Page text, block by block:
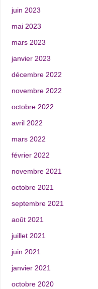
juin 2023
mai 2023
mars 2023
janvier 2023
décembre 2022
novembre 2022
octobre 2022
avril 2022
mars 2022
février 2022
novembre 2021
octobre 2021
septembre 2021
août 2021
juillet 2021
juin 2021
janvier 2021
octobre 2020